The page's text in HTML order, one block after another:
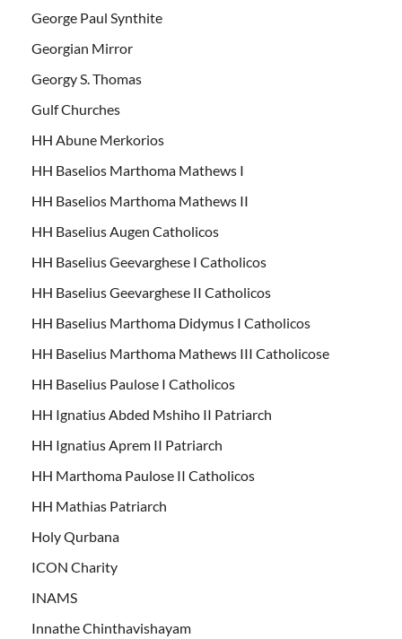
George Paul Synthite
Georgian Mirror
Georgy S. Thomas
Gulf Churches
HH Abune Merkorios
HH Baselios Marthoma Mathews I
HH Baselios Marthoma Mathews II
HH Baselius Augen Catholicos
HH Baselius Geevarghese I Catholicos
HH Baselius Geevarghese II Catholicos
HH Baselius Marthoma Didymus I Catholicos
HH Baselius Marthoma Mathews III Catholicose
HH Baselius Paulose I Catholicos
HH Ignatius Abded Mshiho II Patriarch
HH Ignatius Aprem II Patriarch
HH Marthoma Paulose II Catholicos
HH Mathias Patriarch
Holy Qurbana
ICON Charity
INAMS
Innathe Chinthavishayam